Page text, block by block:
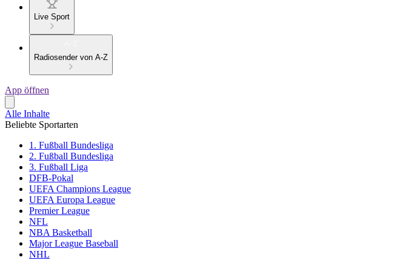
Live Sport
Radiosender von A-Z
App öffnen
Alle Inhalte
Beliebte Sportarten
1. Fußball Bundesliga
2. Fußball Bundesliga
3. Fußball Liga
DFB-Pokal
UEFA Champions League
UEFA Europa League
Premier League
NFL
NBA Basketball
Major League Baseball
NHL